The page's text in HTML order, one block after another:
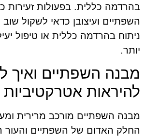
בהרדמה כללית. בפעולות זעירות
השפתיים ועיצובן כדאי לשקול
ניתוח בהרדמה כללית או טיפול
יותר.
מבנה השפתיים ואיך
להיראות אטרקטיביות
מבנה השפתיים מורכב מרירית
החלק האדום של השפתיים והעור